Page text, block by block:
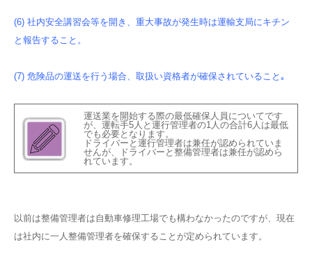
(6) 社内安全講習会等を開き、重大事故が発生時は運輸支局にキチン
と報告すること。
(7) 危険品の運送を行う場合、取扱い資格者が確保されていること｡
運送業を開始する際の最低確保人員についてです
が、運転手5人と運行管理者の1人の合計6人は最低
でも必要となります。
ドライバーと運行管理者は兼任が認められていま
せんが、ドライバーと整備管理者は兼任が認めら
れています。
以前は整備管理者は自動車修理工場でも構わなかったのですが、現在
は社内に一人整備管理者を確保することが定められています。